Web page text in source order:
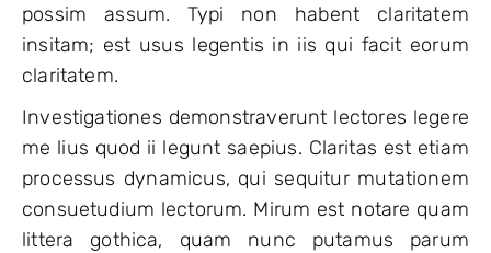
possim assum. Typi non habent claritatem
insitam; est usus legentis in iis qui facit eorum
claritatem.
Investigationes demonstraverunt lectores legere
me lius quod ii legunt saepius. Claritas est etiam
processus dynamicus, qui sequitur mutationem
consuetudium lectorum. Mirum est notare quam
littera gothica, quam nunc putamus parum